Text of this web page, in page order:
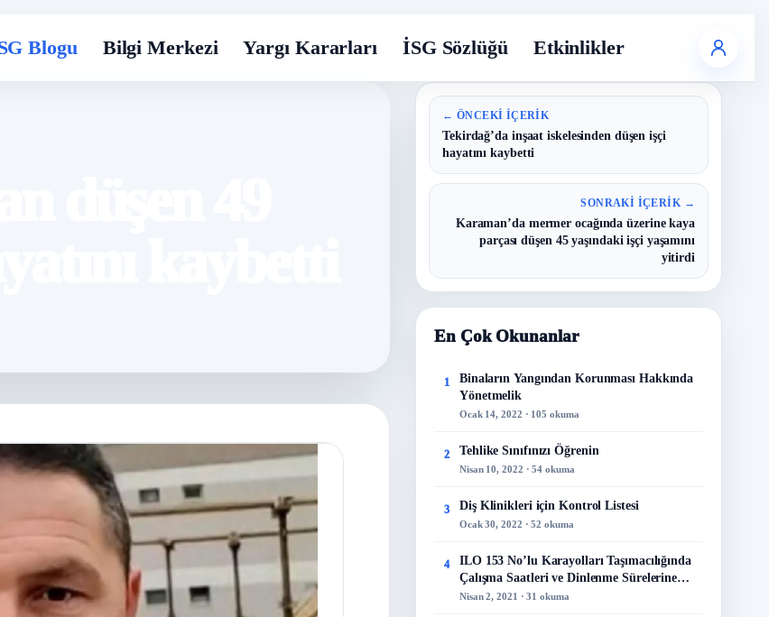
Blogu Bilgi Merkezi Yargı Kararları İSG Sözlüğü Etkinlikler
← ÖNCEKI İÇERIK
Tekirdağ’da inşaat iskelesinden düşen işçi
hayatını kaybetti
SONRAKI İÇERIK →
Karaman’da mermer ocağında üzerine kaya
parçası düşen 45 yaşındaki işçi yaşamını
yitirdi
En Çok Okunanlar
1
Binaların Yangından Korunması Hakkında
Yönetmelik
Ocak 14, 2022 · 105 okuma
2 Tehlike Sınıfınızı Öğrenin
Nisan 10, 2022 · 54 okuma
3 Diş Klinikleri için Kontrol Listesi
Ocak 30, 2022 · 52 okuma
4
ILO 153 No’lu Karayolları Taşımacılığında
Çalışma Saatleri ve Dinlenme Sürelerine
İlişkin Sözleşme
Nisan 2, 2021 · 31 okuma